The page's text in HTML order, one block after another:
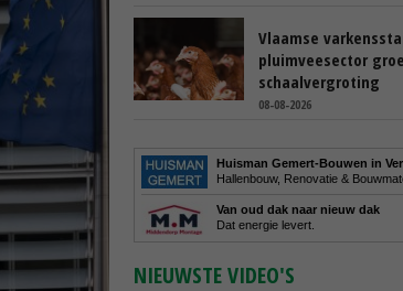
Vlaamse
pluimveesector
schaalvergroting
08-08-2026
Huisman Gemert-Bouwen in
Hallenbouw, Renovatie &
Van oud dak naar nieuw dak
Dat energie levert.
NIEUWSTE VIDEO'S